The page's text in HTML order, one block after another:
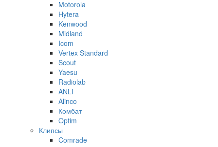
Motorola
Hytera
Kenwood
Midland
Icom
Vertex Standard
Scout
Yaesu
Radiolab
ANLI
Alinco
Комбат
Optim
Клипсы
Comrade